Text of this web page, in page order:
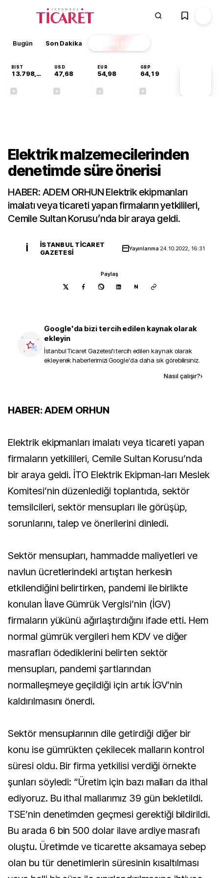
Bugün Son Dakika Finans EKSTRA
BIST
13.798,82
USD
47,68
EUR
54,98
GBP
64,19
Elektrik malzemecilerinden
denetimde süre önerisi
HABER: ADEM ORHUN Elektrik ekipmanları
imalatı veya ticareti yapan firmaların yetkilileri,
Cemile Sultan Korusu’nda bir araya geldi.
İ
İSTANBUL TICARET
GAZETESI
Yayınlanma 24.10.2022, 16:31
Paylaş
N
Google'da bizi tercih edilen kaynak olarak
ekleyin
İstanbul Ticaret Gazetesi'i tercih edilen kaynak olarak
ekleyerek haberlerimizi Google'da daha sık görebilirsiniz.
Nasıl çalışır?›
HABER: ADEM ORHUN
Elektrik ekipmanları imalatı veya ticareti yapan
firmaların yetkilileri, Cemile Sultan Korusu’nda
bir araya geldi. İTO Elektrik Ekipman-ları Meslek
Komitesi’nin düzenlediği toplantıda, sektör
temsilcileri, sektör mensupları ile görüşüp,
sorunlarını, talep ve önerilerini dinledi.
Sektör mensupları, hammadde maliyetleri ve
navlun ücretlerindeki artıştan herkesin
etkilendiğini belirtirken, pandemi ile birlikte
konulan İlave Gümrük Vergisi’nin (İGV)
firmaların yükünü ağırlaştırdığını ifade etti. Hem
normal gümrük vergileri hem KDV ve diğer
masrafları ödediklerini belirten sektör
mensupları, pandemi şartlarından
normalleşmeye geçildiği için artık İGV’nin
kaldırılmasını önerdi.
Sektör mensuplarının dile getirdiği diğer bir
konu ise gümrükten çekilecek malların kontrol
süresi oldu. Bir firma yetkilisi verdiği örnekte
şunları söyledi: “Üretim için bazı malları da ithal
ediyoruz. Bu ithal mallarımız 39 gün bekletildi.
TSE’nin denetimden geçmesi gerektiği bildirildi.
Bu arada 6 bin 500 dolar ilave ardiye masrafı
oluştu. Üretimde ve ticarette aksamaya sebep
olan bu tür denetimlerin süresinin kısaltılması